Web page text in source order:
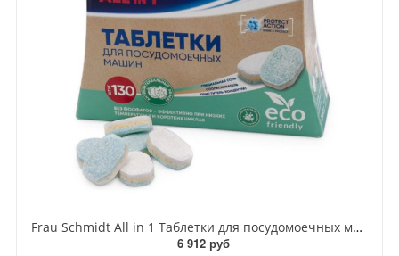
Frau Schmidt All in 1 Таблетки для посудомоечных машин всё в одном без фосфатов в водорастворимой оболочке 130 шт
6 912 руб